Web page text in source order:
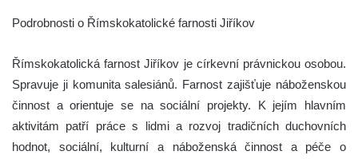
Podrobnosti o Římskokatolické farnosti Jiříkov
Římskokatolická farnost Jiříkov je církevní právnickou osobou.
Spravuje ji komunita salesiánů. Farnost zajišťuje náboženskou
činnost a orientuje se na sociální projekty. K jejím hlavním
aktivitám patří práce s lidmi a rozvoj tradičních duchovních
hodnot, sociální, kulturní a náboženská činnost a péče o